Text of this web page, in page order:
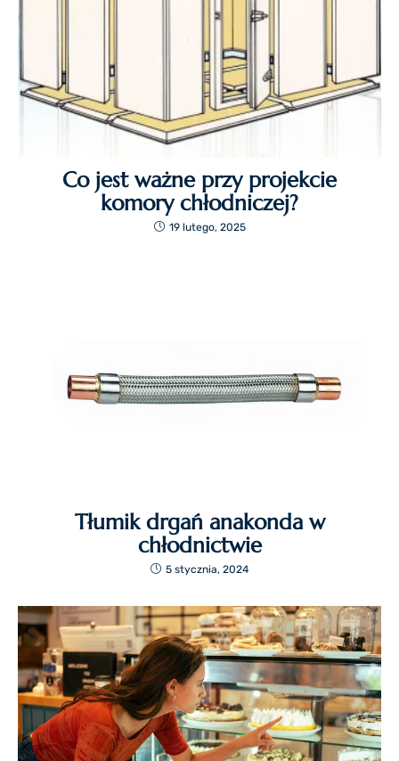
Co jest ważne przy projekcie
komory chłodniczej?
19 lutego, 2025
Tłumik drgań anakonda w
chłodnictwie
5 stycznia, 2024